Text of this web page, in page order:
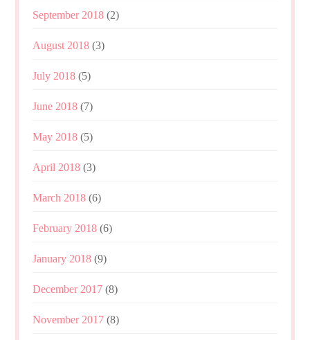
September 2018 (2)
August 2018 (3)
July 2018 (5)
June 2018 (7)
May 2018 (5)
April 2018 (3)
March 2018 (6)
February 2018 (6)
January 2018 (9)
December 2017 (8)
November 2017 (8)